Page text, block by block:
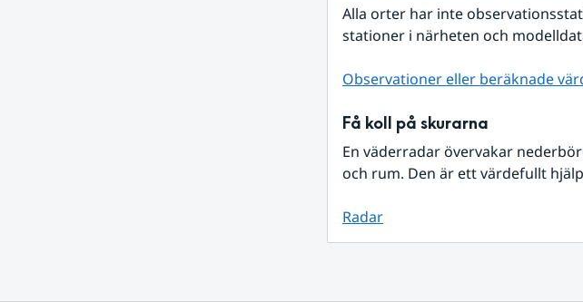
Alla orter har inte
stationer i närheten och
Observationer eller beräknade
Få koll på skurarna
En väderradar övervakar
och rum. Den är ett värdefullt
Radar